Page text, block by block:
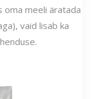
oma meeli äratada
vaid lisab ka